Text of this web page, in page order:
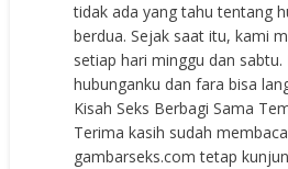
tidak ada yang tahu tentang
berdua. Sejak saat itu, kami
setiap hari minggu dan
hubunganku dan fara bisa
Kisah Seks Berbagi Sama
Terima kasih sudah
gambarseks.com tetap